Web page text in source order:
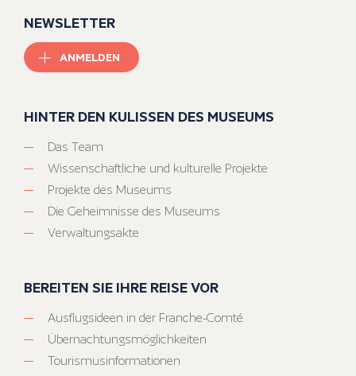
NEWSLETTER
ANMELDEN
HINTER DEN KULISSEN DES MUSEUMS
Das Team
Wissenschaftliche und kulturelle Projekte
Projekte des Museums
Die Geheimnisse des Museums
Verwaltungsakte
BEREITEN SIE IHRE REISE VOR
Ausflugsideen in der Franche-Comté
Übernachtungsmöglichkeiten
Tourismusinformationen